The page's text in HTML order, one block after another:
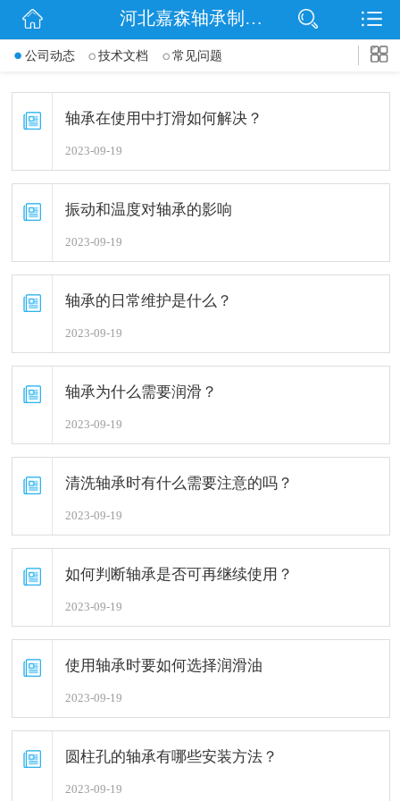
网站首页
信息动态
河北嘉森轴承制造有限公司
公司动态 技术文档 常见问题
轴承在使用中打滑如何解决？
2023-09-19
振动和温度对轴承的影响
2023-09-19
轴承的日常维护是什么？
2023-09-19
轴承为什么需要润滑？
2023-09-19
清洗轴承时有什么需要注意的吗？
2023-09-19
如何判断轴承是否可再继续使用？
2023-09-19
使用轴承时要如何选择润滑油
2023-09-19
圆柱孔的轴承有哪些安装方法？
2023-09-19